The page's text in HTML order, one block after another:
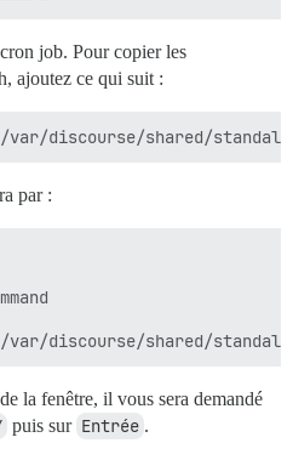
job. Pour copier les
ajoutez ce qui suit :
par :
la fenêtre, il vous sera demandé
puis sur Entrée .